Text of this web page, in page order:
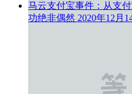
马云支付宝事件：从支
功绝非偶然 2020年12月